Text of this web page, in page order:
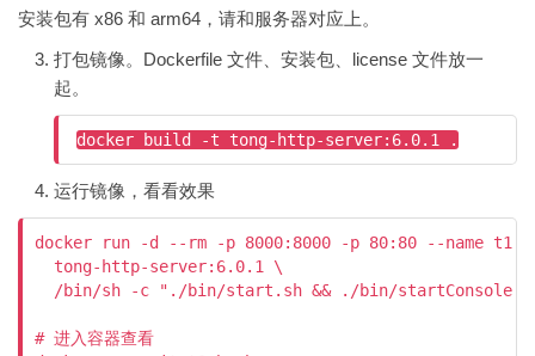
安装包有 x86 和 arm64，请和服务器对应上。
打包镜像。Dockerfile 文件、安装包、license 文件放一
起。
docker build -t tong-http-server:6.0.1 .
运行镜像，看看效果
docker run -d --rm -p 8000:8000 -p 80:80 --name t1 \
  tong-http-server:6.0.1 \
/bin/sh -c "./bin/start.sh && ./bin/
# 进入容器查看